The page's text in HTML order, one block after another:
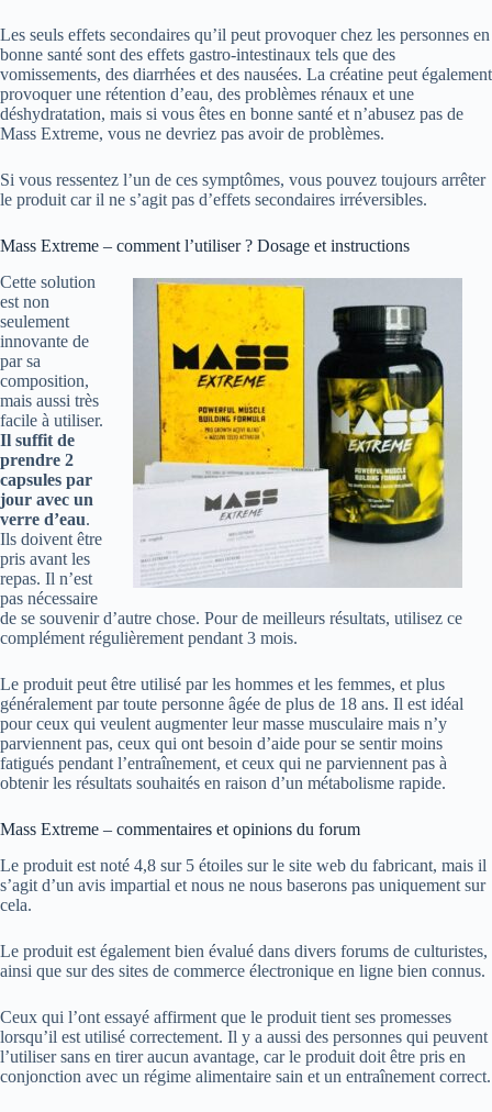
Les seuls effets secondaires qu’il peut provoquer chez les personnes en
bonne santé sont des effets gastro-intestinaux tels que des
vomissements, des diarrhées et des nausées. La créatine peut également
provoquer une rétention d’eau, des problèmes rénaux et une
déshydratation, mais si vous êtes en bonne santé et n’abusez pas de
Mass Extreme, vous ne devriez pas avoir de problèmes.
Si vous ressentez l’un de ces symptômes, vous pouvez toujours arrêter
le produit car il ne s’agit pas d’effets secondaires irréversibles.
Mass Extreme – comment l’utiliser ? Dosage et instructions
Cette solution
est non
seulement
innovante de
par sa
composition,
mais aussi très
facile à utiliser.
Il suffit de
prendre 2
capsules par
jour avec un
verre d’eau.
Ils doivent être
pris avant les
repas. Il n’est
pas nécessaire
de se souvenir d’autre chose. Pour de meilleurs résultats, utilisez ce
complément régulièrement pendant 3 mois.
Le produit peut être utilisé par les hommes et les femmes, et plus
généralement par toute personne âgée de plus de 18 ans. Il est idéal
pour ceux qui veulent augmenter leur masse musculaire mais n’y
parviennent pas, ceux qui ont besoin d’aide pour se sentir moins
fatigués pendant l’entraînement, et ceux qui ne parviennent pas à
obtenir les résultats souhaités en raison d’un métabolisme rapide.
Mass Extreme – commentaires et opinions du forum
Le produit est noté 4,8 sur 5 étoiles sur le site web du fabricant, mais il
s’agit d’un avis impartial et nous ne nous baserons pas uniquement sur
cela.
Le produit est également bien évalué dans divers forums de culturistes,
ainsi que sur des sites de commerce électronique en ligne bien connus.
Ceux qui l’ont essayé affirment que le produit tient ses promesses
lorsqu’il est utilisé correctement. Il y a aussi des personnes qui peuvent
l’utiliser sans en tirer aucun avantage, car le produit doit être pris en
conjonction avec un régime alimentaire sain et un entraînement correct.